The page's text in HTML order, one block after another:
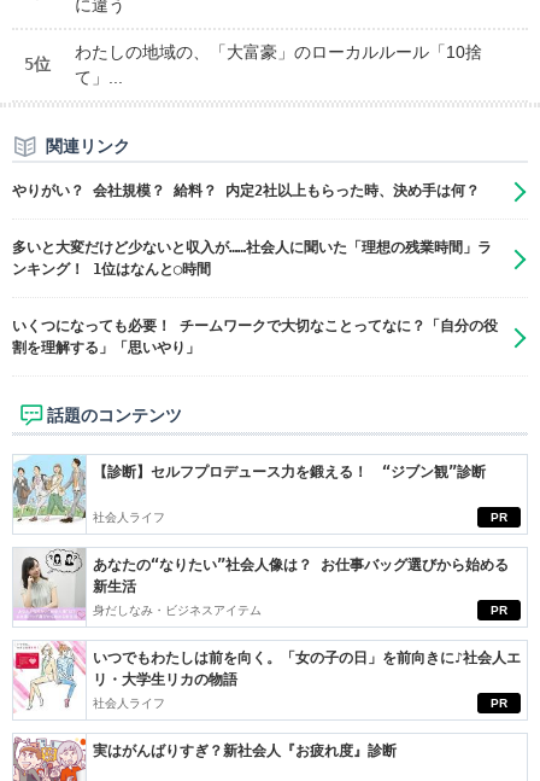
に違う
5位
わたしの地域の、「大富豪」のローカルルール「10捨
て」...
関連リンク
やりがい？ 会社規模？ 給料？ 内定2社以上もらった時、決め手は何？
多いと大変だけど少ないと収入が……社会人に聞いた「理想の残業時間」ラ
ンキング！ 1位はなんと◯時間
いくつになっても必要！ チームワークで大切なことってなに？「自分の役
割を理解する」「思いやり」
話題のコンテンツ
PR
【診断】セルフプロデュース力を鍛える！ “ジブン観”診断
社会人ライフ
PR
あなたの“なりたい”社会人像は？ お仕事バッグ選びから始める
新生活
身だしなみ・ビジネスアイテム
PR
いつでもわたしは前を向く。「女の子の日」を前向きに♪社会人エ
リ・大学生リカの物語
社会人ライフ
実はがんばりすぎ？新社会人『お疲れ度』診断